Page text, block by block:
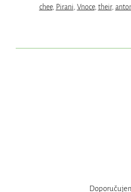
chee, Pirani Vnoce, their,